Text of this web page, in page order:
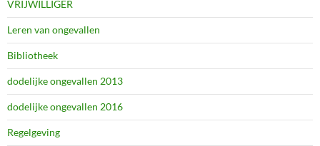
VRIJWILLIGER
Leren van ongevallen
Bibliotheek
dodelijke ongevallen 2013
dodelijke ongevallen 2016
Regelgeving